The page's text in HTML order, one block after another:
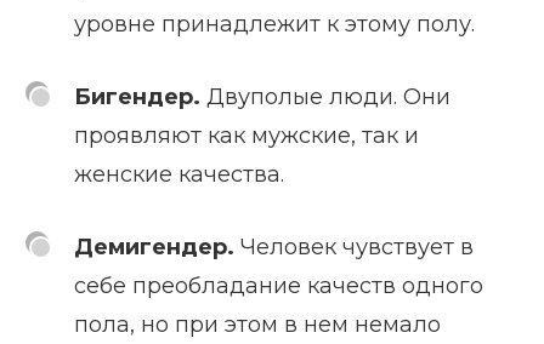
уровне принадлежит к этому полу.
Бигендер. Двуполые люди. Они
проявляют как мужские, так и
женские качества.
Демигендер. Человек чувствует в
себе преобладание качеств одного
пола, но при этом в нем немало